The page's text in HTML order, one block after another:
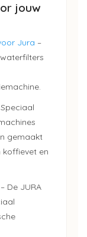
jouw
Jura –
gemaakt
en
– De JURA